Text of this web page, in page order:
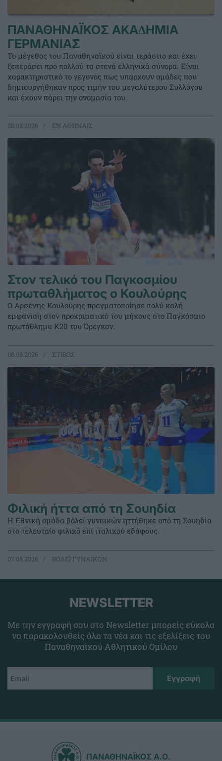
ΠΑΝΑΘΗΝΑΪΚΟΣ ΑΚΑ∆ΗΜΙΑ
ΓΕΡΜΑΝΙΑΣ
Το μέγεθος του Παναθηναϊκού είναι τεράστιο και έχει
ξεπεράσει προ πολλού τα στενά ελληνικά σύνορα. Είναι
χαρακτηριστικό το γεγονός πως υπάρχουν ομάδες που
δημιουργήθηκαν προς τιμήν του μεγαλύτερου Συλλόγου
και έχουν πάρει την ονομασία του.
08.08.2026 EΝ ΑΘΗΝΑΙΣ
Στον τελικό του Παγκοσμίου
πρωταθλήματος ο Κουλούρης
Ο Αρσένης Κουλούρης πραγματοποίησε πολύ καλή
εμφάνιση στον προκριματικό του μήκους στο Παγκόσμιο
πρωτάθλημα Κ20 του Όρεγκον.
08.08.2026 ΣΤΙΒΟΣ
Φιλική ήττα από τη Σουηδία
Η Εθνική ομάδα βόλεϊ γυναικών ηττήθηκε από τη Σουηδία
στο τελευταίο φιλικό επί ιταλικού εδάφους.
07.08.2026 ΒΟΛΕΪ ΓΥΝΑΙΚΩΝ
NEWSLETTER
Με την εγγραφή σου στο Newsletter μπορείς εύκολα
να παρακολουθείς όλα τα νέα και τις εξελίξεις του
Παναθηναϊκού Αθλητικού Ομίλου
ΠΑΝΑΘΗΝΑΪΚΟΣ Α.Ο.